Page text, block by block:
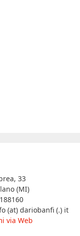
33
(MI)
(at) dariobanfi (.) it
via Web